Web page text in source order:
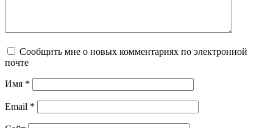
Сообщить мне о новых комментариях по электронной
почте
Имя *
Email *